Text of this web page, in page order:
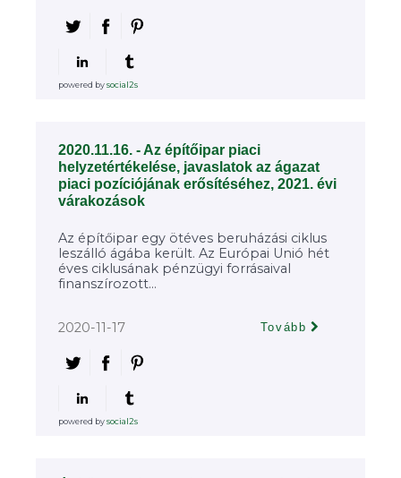
powered bysocial2s
2020.11.16. - Az építőipar piaci
helyzetértékelése, javaslatok az ágazat
piaci pozíciójának erősítéséhez, 2021. évi
várakozások
Az építőipar egy ötéves beruházási ciklus
leszálló ágába került. Az Európai Unió hét
éves ciklusának pénzügyi forrásaival
finanszírozott...
2020-11-17 Tovább
powered bysocial2s